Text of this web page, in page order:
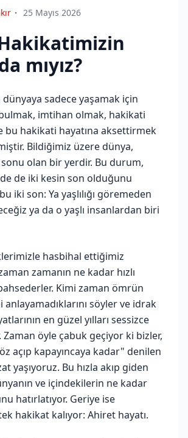
25 Mayıs 2026
mıyız?
sadece yaşamak için
imtihan olmak, hakikati
bu hakikati hayatına aksettirmek
Bildiğimiz üzere dünya,
sonu olan bir yerdir. Bu durum,
de iki kesin son olduğunu
iki son: Ya yaşlılığı göremeden
ya da o yaşlı insanlardan biri
hasbihal ettiğimiz
zamanın ne kadar hızlı
Kimi zaman ömrün
anlayamadıklarını söyler ve idrak
en güzel yılları sessizce
Zaman öyle çabuk geçiyor ki bizler,
açıp kapayıncaya kadar" denilen
yaşıyoruz. Bu hızla akıp giden
ve içindekilerin ne kadar
hatırlatıyor. Geriye ise
hakikat kalıyor: Ahiret hayatı.